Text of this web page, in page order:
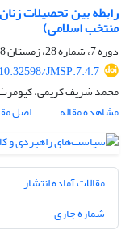
رابطه بین تحصیلات
منتخب اسلامی)
دوره 7، شماره 28، زمستان 1398، صفحه
10.32598/JMSP.7.4.7
محمد شریف کریمی،
مشاهده مقاله
اصل
مقالات آماده انتشار
شماره جاری